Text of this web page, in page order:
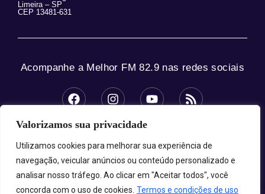
Valorizamos sua privacidade
Utilizamos cookies para melhorar sua experiência de
navegação, veicular anúncios ou conteúdo personalizado e
analisar nosso tráfego. Ao clicar em "Aceitar todos", você
concorda com o uso de cookies. Termos e condições de uso
Limeira – SP
CEP 13481-631
Acompanhe a Melhor FM 82.9 nas redes sociais
© 2025 Melhor FM 82.9 – Todos os direitos
reservados.